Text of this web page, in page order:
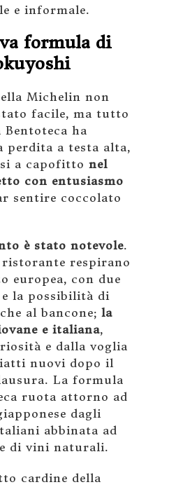
e informale.
formula di
Michelin non
facile, ma tutto
ha
perdita a testa alta,
a capofitto nel
con entusiasmo
sentire coccolato
è stato notevole.
ristorante respirano
europea, con due
la possibilità di
al bancone; la
e italiana,
e dalla voglia
nuovi dopo il
La formula
ruota attorno ad
dagli
abbinata ad
di vini naturali.
cardine della